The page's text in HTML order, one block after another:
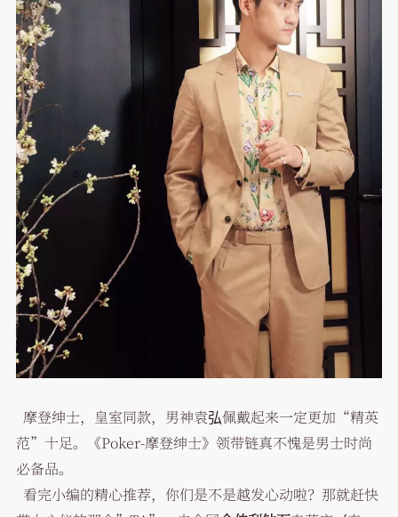
摩登绅士，皇室同款，男神袁弘佩戴起来一定更加“精英
范”十足。《Poker-摩登绅士》领带链真不愧是男士时尚
必备品。
看完小编的精心推荐，你们是不是越发心动啦？那就赶快